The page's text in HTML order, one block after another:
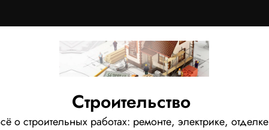
Строительство
о строительных работах: ремонте, электрике, отделке